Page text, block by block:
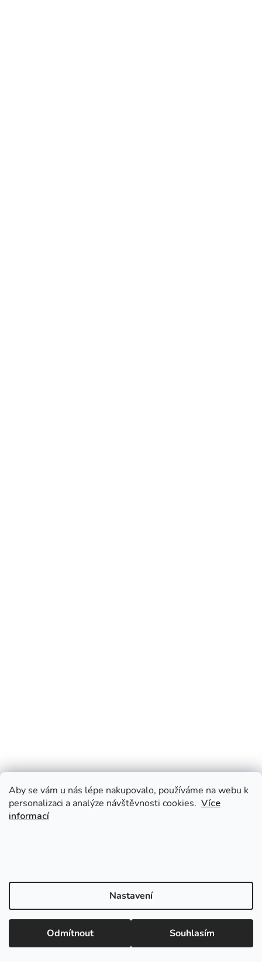
Aby se vám u nás lépe nakupovalo, používáme na webu k
personalizaci a analýze návštěvnosti cookies. Více
informací
Nastavení
Odmítnout Souhlasím